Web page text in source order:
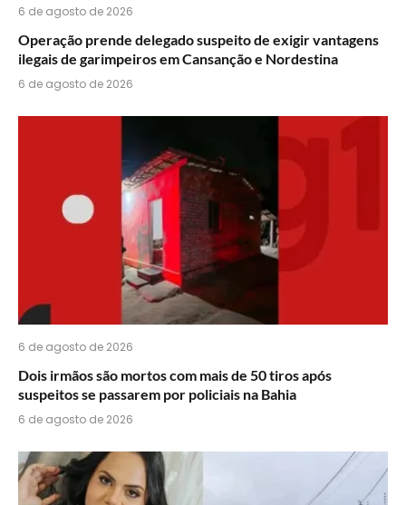
6 de agosto de 2026
Operação prende delegado suspeito de exigir vantagens
ilegais de garimpeiros em Cansanção e Nordestina
6 de agosto de 2026
6 de agosto de 2026
Dois irmãos são mortos com mais de 50 tiros após
suspeitos se passarem por policiais na Bahia
6 de agosto de 2026